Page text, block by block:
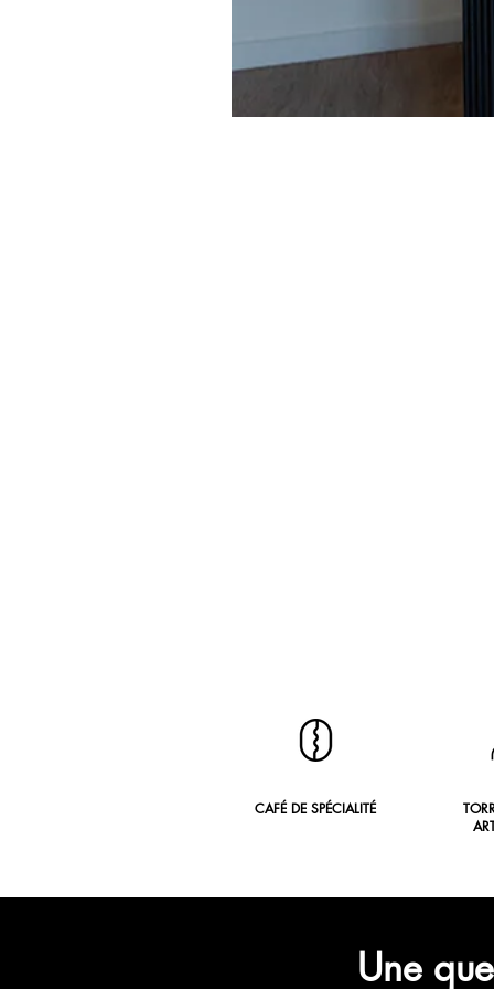
CAFÉ DE SPÉCIALITÉ
Une